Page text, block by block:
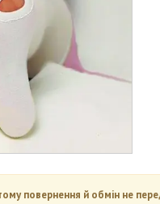
повернення й обмін не